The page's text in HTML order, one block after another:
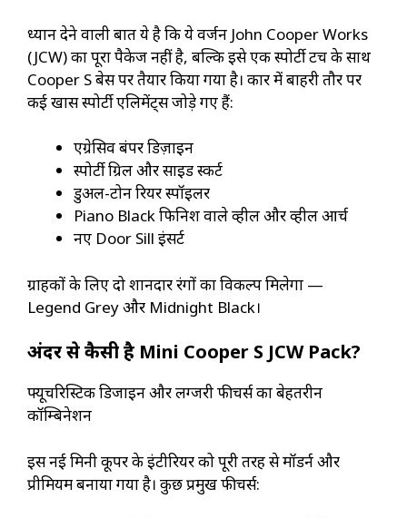
ध्यान देने वाली बात ये है कि ये वर्जन John Cooper Works
(JCW) का पूरा पैकेज नहीं है, बल्कि इसे एक स्पोर्टी टच के साथ
Cooper S बेस पर तैयार किया गया है। कार में बाहरी तौर पर
कई खास स्पोर्टी एलिमेंट्स जोड़े गए हैं:
एग्रेसिव बंपर डिज़ाइन
स्पोर्टी ग्रिल और साइड स्कर्ट
डुअल-टोन रियर स्पॉइलर
Piano Black फिनिश वाले व्हील और व्हील आर्च
नए Door Sill इंसर्ट
ग्राहकों के लिए दो शानदार रंगों का विकल्प मिलेगा —
Legend Grey और Midnight Black।
अंदर से कैसी है Mini Cooper S JCW Pack?
फ्यूचरिस्टिक डिजाइन और लग्जरी फीचर्स का बेहतरीन
कॉम्बिनेशन
इस नई मिनी कूपर के इंटीरियर को पूरी तरह से मॉडर्न और
प्रीमियम बनाया गया है। कुछ प्रमुख फीचर्स: